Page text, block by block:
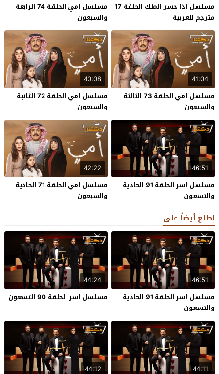
مسلسل اذا خسر الملك الحلقة 17
مترجم للعربية
مسلسل امي الحلقة 74 الرابعة
والسبعون
41:04
مسلسل امي الحلقة 73 الثالثة
والسبعون
40:08
مسلسل امي الحلقة 72 الثانية
والسبعون
46:51
مسلسل اسر الحلقة 91 الحادية
والتسعون
42:22
مسلسل امي الحلقة 71 الحادية
والسبعون
إطلع أيضاً على
46:51
مسلسل اسر الحلقة 91 الحادية
والتسعون
44:24
مسلسل اسر الحلقة 90 التسعون
44:11
44:12